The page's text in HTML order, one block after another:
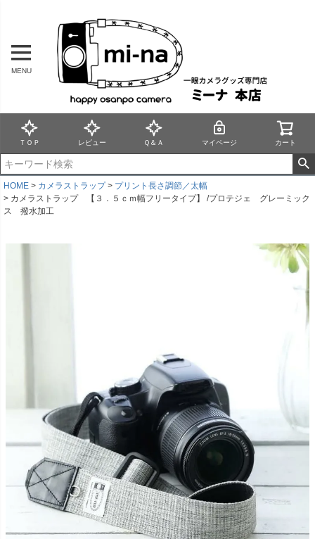
MENU
ＴＯＰ レビュー Ｑ＆Ａ マイページ カート
HOME カメラストラップ
プリント長さ調節／太幅
カメラストラップ 【３．５ｃｍ幅フリータイプ】 /プロテジェ グレーミック
ス 撥水加工